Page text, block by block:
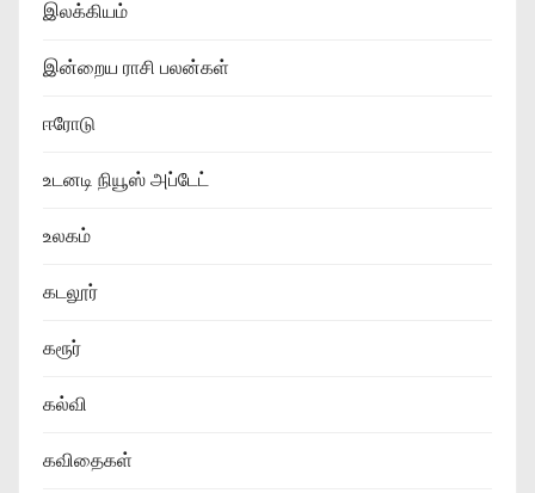
இலக்கியம்
இன்றைய ராசி பலன்கள்
ஈரோடு
உடனடி நியூஸ் அப்டேட்
உலகம்
கடலூர்
கரூர்
கல்வி
கவிதைகள்